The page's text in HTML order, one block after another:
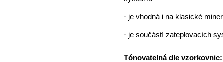
· je vhodná i na klasické
· je součástí zateplovacích
Tónovatelná dle vzorkovnic: